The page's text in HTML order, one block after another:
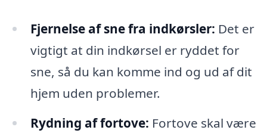
Fjernelse af sne fra indkørsler: Det er
vigtigt at din indkørsel er ryddet for
sne, så du kan komme ind og ud af dit
hjem uden problemer.
Rydning af fortove: Fortove skal være